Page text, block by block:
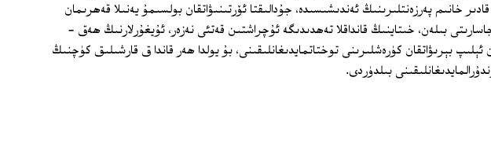
قادىر خانىم پەرزەنتلىرىنىڭ ئەندىشىسىدە، جۇدالىقتا ئۆرتىنىۋاتقان بولسىمۇ يەنىلا قەھرىمان
بىلەن، خىتاينىڭ قانداقلا تەھدىدىگە ئۇچراشتىن قەتئى نەزەر، ئۇيغۇرلارنىڭ ھەق -
بېرىۋاتقان كۈرەشلىرىنى توختاتمايدىغانلىقىنى، بۇ يولدا ھەر قاندا ق قارشىلىق كۈچنىڭ
بىلدۈردى.